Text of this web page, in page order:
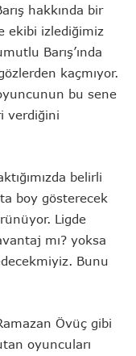
hakkında bir
ekibi izlediğimiz
Barış’ında
kaçmıyor.
bu sene
verdiğini
belirli
boy gösterecek
Ligde
mı? yoksa
Bunu
Övüç gibi
oyuncuları